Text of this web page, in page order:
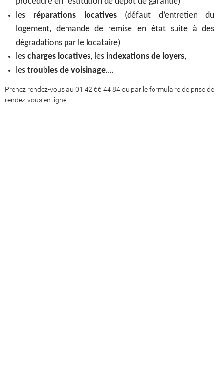
procédure en restitution de dépôt de garantie)
les réparations locatives(défaut d’entretien du
logement, demande de remise en état suite à des
dégradations par le locataire)
les charges locatives, les indexations de loyers,
les troubles de voisinage….
Prenez rendez-vous au 01 42 66 44 84 ou par le formulaire de prise de
rendez-vous en ligne.